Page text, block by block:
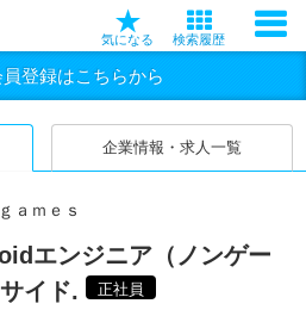
気になる 検索履歴
登録はこちらから
企業情報・求人一覧
ａｍｅｓ
エンジニア（ノンゲー
イド.
正社員